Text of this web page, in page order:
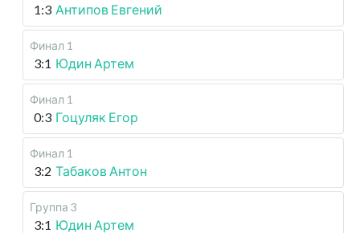
1:3 Антипов Евгений
Финал 1
3:1 Юдин Артем
Финал 1
0:3 Гоцуляк Егор
Финал 1
3:2 Табаков Антон
Группа 3
3:1 Юдин Артем